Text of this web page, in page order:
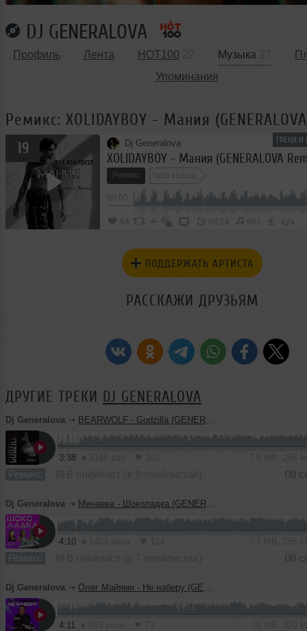
DJ GENERALOVA
Профиль Лента HOT100 Музыка
Упоминания
Ремикс: XOLIDAYBOY - Мания
ТРЕКИ И
19 Dj Generalova
XOLIDAYBOY - Мания (GENERALOVA
Ремикс Tech House
64 04:24 663 </>
ПОДДЕРЖАТЬ АРТИСТА
РАССКАЖИ ДРУЗЬЯМ
ДРУГИЕ ТРЕКИ DJ GENERALOVA
Dj Generalova ➝ BEARWOLF - Godzilla (GENERALOVA&PSPROJECT)Remix
3:38
Ремикс 08
Dj Generalova ➝ Минаева - Шоколадка (GENERALOVA&PSPROJECT)Remix
4:10
Ремикс 08
Dj Generalova ➝ Олег Майями - Не наберу (GENERALOVA & PSPROJECT) REMIX
4:11